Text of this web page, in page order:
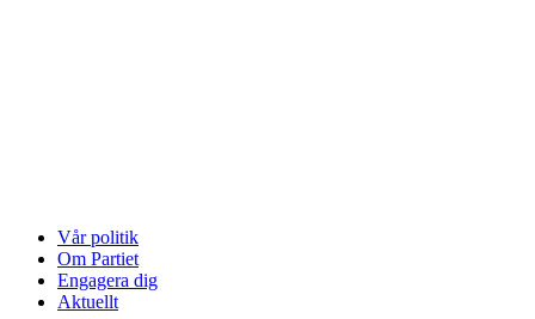
Vår politik
Om Partiet
Engagera dig
Aktuellt